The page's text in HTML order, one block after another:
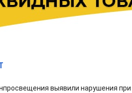
выявили нарушения при